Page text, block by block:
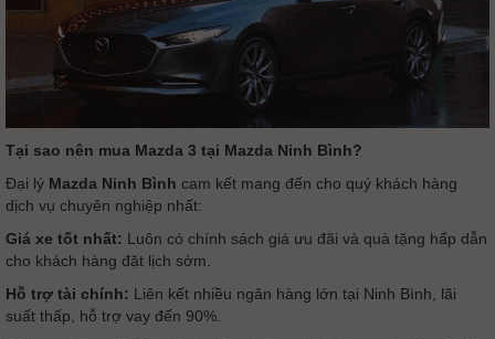
Tại sao nên mua Mazda 3 tại Mazda Ninh Bình?
Đại lý Mazda Ninh Bình cam kết mang đến cho quý khách hàng
dịch vụ chuyên nghiệp nhất:
Giá xe tốt nhất: Luôn có chính sách giá ưu đãi và quà tặng hấp dẫn
cho khách hàng đặt lịch sớm.
Hỗ trợ tài chính: Liên kết nhiều ngân hàng lớn tại Ninh Bình, lãi
suất thấp, hỗ trợ vay đến 90%.